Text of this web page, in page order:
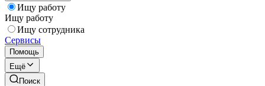
Ищу работу
Ищу работу
Ищу сотрудника
Сервисы
Помощь
Ещё
Поиск